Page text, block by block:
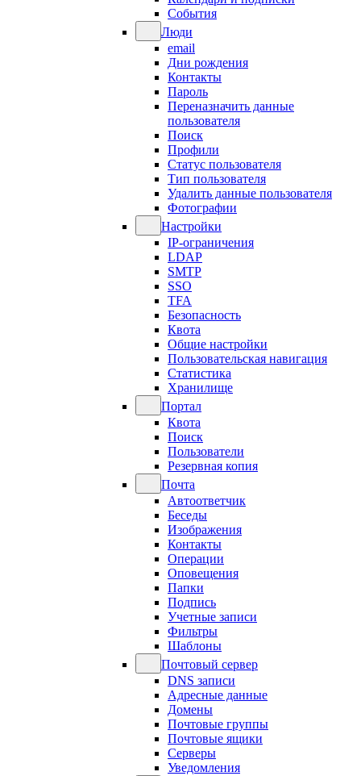
События
Люди
email
Дни рождения
Контакты
Пароль
Переназначить данные
пользователя
Поиск
Профили
Статус пользователя
Тип пользователя
Удалить данные пользователя
Фотографии
Настройки
IP-ограничения
LDAP
SMTP
SSO
TFA
Безопасность
Квота
Общие настройки
Пользовательская навигация
Статистика
Хранилище
Портал
Квота
Поиск
Пользователи
Резервная копия
Почта
Автоответчик
Беседы
Изображения
Контакты
Операции
Оповещения
Папки
Подпись
Учетные записи
Фильтры
Шаблоны
Почтовый сервер
DNS записи
Адресные данные
Домены
Почтовые группы
Почтовые ящики
Серверы
Уведомления